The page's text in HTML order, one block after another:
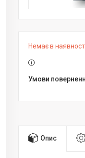
Немає в
Опис